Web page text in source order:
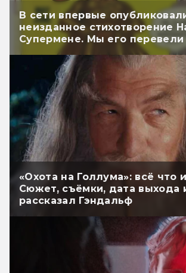
В сети впервые
неизданное стихотворение
Супермене. Мы его перевели
«Охота на Голлума»: всё что
Сюжет, съёмки, дата выхода
рассказал Гэндальф